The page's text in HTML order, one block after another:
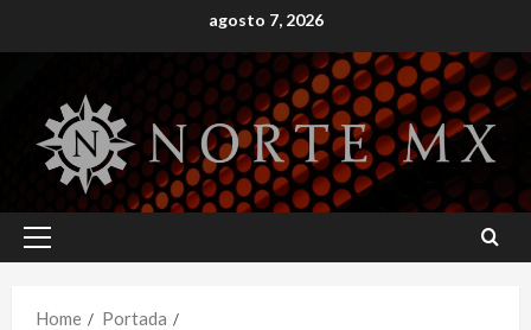
to
agosto 7, 2026
Primary
Home
Portada